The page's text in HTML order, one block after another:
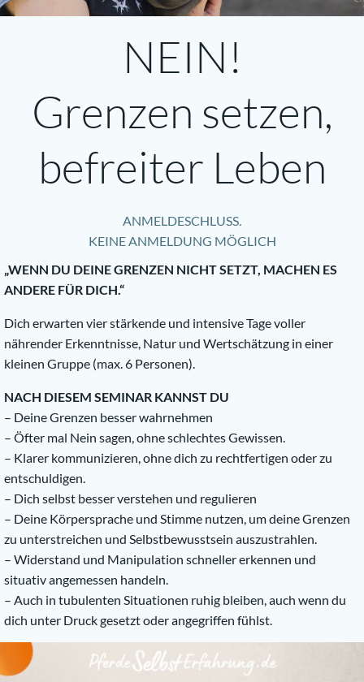
NEIN!
Grenzen setzen,
befreiter Leben
ANMELDESCHLUSS.
KEINE ANMELDUNG MÖGLICH
„WENN DU DEINE GRENZEN NICHT SETZT, MACHEN ES
ANDERE FÜR DICH.“
Dich erwarten vier stärkende und intensive Tage voller
nährender Erkenntnisse, Natur und Wertschätzung in einer
kleinen Gruppe (max. 6 Personen).
NACH DIESEM SEMINAR KANNST DU
– Deine Grenzen besser wahrnehmen
– Öfter mal Nein sagen, ohne schlechtes Gewissen.
– Klarer kommunizieren, ohne dich zu rechtfertigen oder zu
entschuldigen.
– Dich selbst besser verstehen und regulieren
– Deine Körpersprache und Stimme nutzen, um deine Grenzen
zu unterstreichen und Selbstbewusstsein auszustrahlen.
– Widerstand und Manipulation schneller erkennen und
situativ angemessen handeln.
– Auch in tubulenten Situationen ruhig bleiben, auch wenn du
dich unter Druck gesetzt oder angegriffen fühlst.